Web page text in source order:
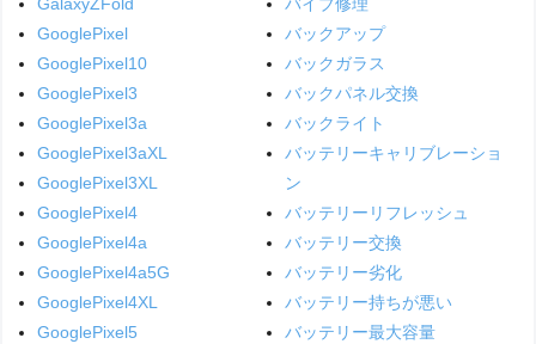
GalaxyZFold
GooglePixel
GooglePixel10
GooglePixel3
GooglePixel3a
GooglePixel3aXL
GooglePixel3XL
GooglePixel4
GooglePixel4a
GooglePixel4a5G
GooglePixel4XL
GooglePixel5
バイブ修理
バックアップ
バックガラス
バックパネル交換
バックライト
バッテリーキャリブレーショ
ン
バッテリーリフレッシュ
バッテリー交換
バッテリー劣化
バッテリー持ちが悪い
バッテリー最大容量